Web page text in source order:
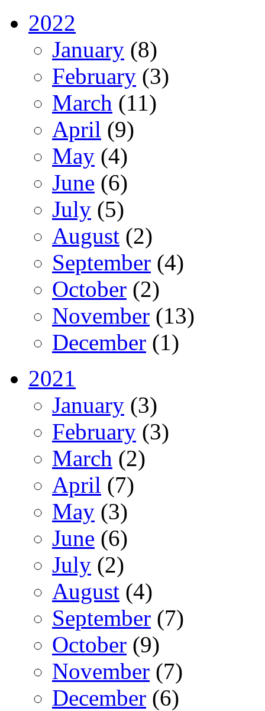
2022
January (8)
February (3)
March (11)
April (9)
May (4)
June (6)
July (5)
August (2)
September (4)
October (2)
November (13)
December (1)
2021
January (3)
February (3)
March (2)
April (7)
May (3)
June (6)
July (2)
August (4)
September (7)
October (9)
November (7)
December (6)